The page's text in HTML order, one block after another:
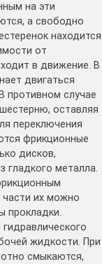
на эти
а свободно
находится
от
в движение. В
двигаться
противном случае
оставляя
переключения
фрикционные
дисков,
гладкого металла.
их можно
прокладки.
жидкости. При
смыкаются,